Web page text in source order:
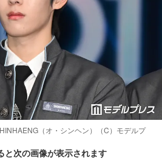
（オ・シンヘン）（C）モデルプ
と次の画像が表示されます